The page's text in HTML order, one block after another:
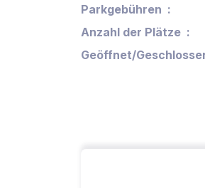
Parkgebühren
Anzahl der Plätze
Geöffnet/